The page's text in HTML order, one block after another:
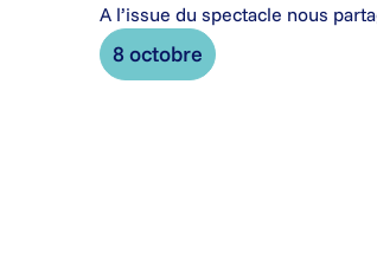
A l’issue du spectacle nous
8 octobre